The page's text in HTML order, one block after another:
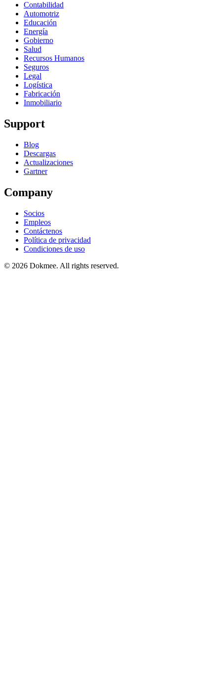
Contabilidad
Automotriz
Educación
Energía
Gobierno
Salud
Recursos Humanos
Seguros
Legal
Logística
Fabricación
Inmobiliario
Support
Blog
Descargas
Actualizaciones
Gartner
Company
Socios
Empleos
Contáctenos
Política de privacidad
Condiciones de uso
© 2026 Dokmee. All rights reserved.